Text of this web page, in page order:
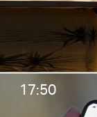
17:50